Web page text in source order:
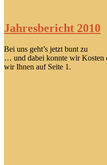
Jahresbericht 2010
Bei uns geht’s jetzt bunt zu
… und dabei konnte wir Kosten
wir Ihnen auf Seite 1.